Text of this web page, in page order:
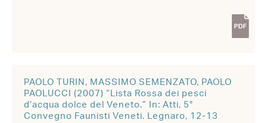
PAOLO TURIN, MASSIMO SEMENZATO, PAOLO
PAOLUCCI (2007) “Lista Rossa dei pesci
d’acqua dolce del Veneto.” In: Atti, 5°
Convegno Faunisti Veneti. Legnaro, 12-13